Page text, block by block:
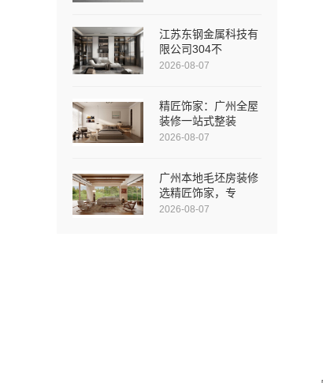
江苏东钢金属科技有
限公司304不
2026-08-07
精匠饰家：广州全屋
装修一站式整装
2026-08-07
广州本地毛坯房装修
选精匠饰家，专
2026-08-07